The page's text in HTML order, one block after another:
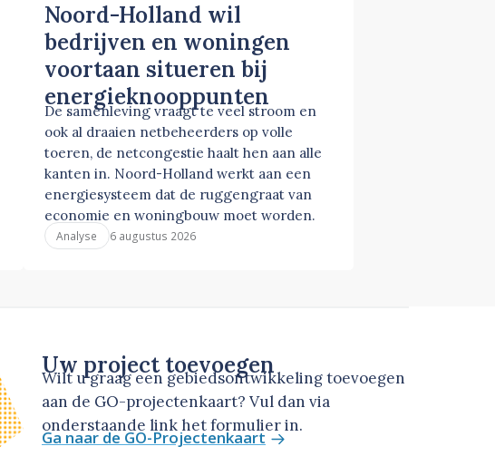
Noord-Holland wil
bedrijven en woningen
voortaan situeren bij
energieknooppunten
De samenleving vraagt te veel stroom en
ook al draaien netbeheerders op volle
toeren, de netcongestie haalt hen aan alle
kanten in. Noord-Holland werkt aan een
energiesysteem dat de ruggengraat van
economie en woningbouw moet worden.
Analyse 6 augustus 2026
Uw project toevoegen
Wilt u graag een gebiedsontwikkeling toevoegen
aan de GO-projectenkaart? Vul dan via
onderstaande link het formulier in.
Ga naar de GO-Projectenkaart